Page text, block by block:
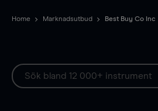
Home Marknadsutbud Best Buy Co Inc